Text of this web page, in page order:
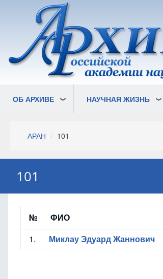
основному
содержанию
ОБ АРХИВЕ НАУЧНАЯ ЖИЗНЬ
Строка
АРАН 101
101
№ ФИО
1.
Миклау Эдуард Жаннович